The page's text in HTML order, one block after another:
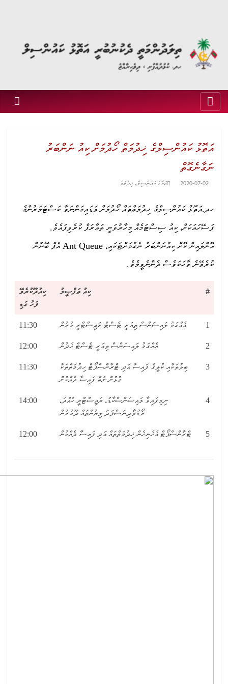
އަތޮޅު ކައުންސިލްގެ ޚިދުމަތް ހޯދުމަށް ކިއު ނަންބަރު
ނަގާނެގޮތް
2020-07-02 އަތޮޅު ކައުންސިލް,ޚިދުމަތް
ހދ.އަތޮޅު ކައުންސިލްގެ ޚިދުމަތްތައް ހޯދުމަށް ވަޑައިގަންނަވާ ކަސްޓަމަރުންގެ
ފަސޭހައަކަށް، ކިއު ސިސްޓަމެއް މިހާރުވަނީ ތަޢާރަފް ކުރެވިފައެވެ.
އޮންލައިން ކޮށް ކިއުނަންބަރު ނެގުމަށްޓަކައި، Ant Queue އެޕް ބޭނުން
ކުރެވޭނެ ވާހަކަވެސް ދެންނެވީމެވެ.
# ކިއު ތަފްޞީލު
ކިއުދޫކުރެވޭ
ފަހު ގަޑި
1 އެއްގަމު ލައިސަންސް ތިއަރީ ޓެސްޓް ރަޖިސްޓްރީ ކުރުން 11:30
2 އެއްގަމު ލައިސަންސް ތިއަރީ ޓެސްޓް ހެދުން 12:00
3
ބިލުތަކާއި ކުލީގެ ފައިސާ އަދި ޓްރާންސްޕޯޓް ހިދުމަތްތަކާ
ގުޅުން ނެތް ފައިސާ ދެއްކުން
11:30
4
ނިމިފައިވާ ލައިސަންސްކާޑު، ރަޖިސްޓްރީ ހުއްދަ،
ރޯޑުވާދިނަސްފަދަ ލިޔުންތައް ދޫކުރުން
14:00
5 ޓްރާންސްޕޯޓް އެހެނިހެން ޚިދުމަތްތައް އަދި ފައިސާ ދެއްކުން 12:00